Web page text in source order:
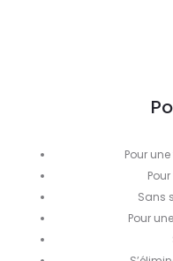
Pour
Sans
Pour